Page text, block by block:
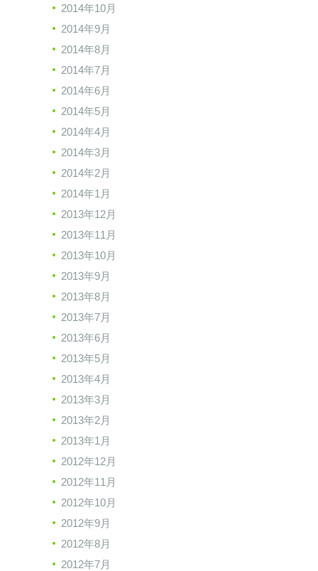
2014年10月
2014年9月
2014年8月
2014年7月
2014年6月
2014年5月
2014年4月
2014年3月
2014年2月
2014年1月
2013年12月
2013年11月
2013年10月
2013年9月
2013年8月
2013年7月
2013年6月
2013年5月
2013年4月
2013年3月
2013年2月
2013年1月
2012年12月
2012年11月
2012年10月
2012年9月
2012年8月
2012年7月